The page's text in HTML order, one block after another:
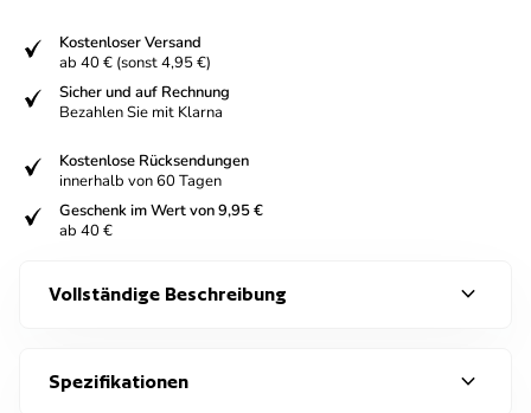
Kostenloser Versand
ab 40 € (sonst 4,95 €)
Sicher und auf Rechnung
Bezahlen Sie mit Klarna
Kostenlose Rücksendungen
innerhalb von 60 Tagen
Geschenk im Wert von 9,95 €
ab 40 €
Vollständige Beschreibung expand_more
Spezifikationen expand_more